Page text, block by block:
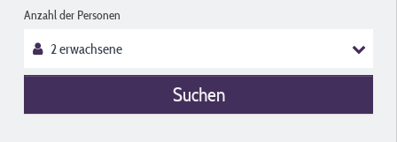
Anzahl der Personen
Suchen